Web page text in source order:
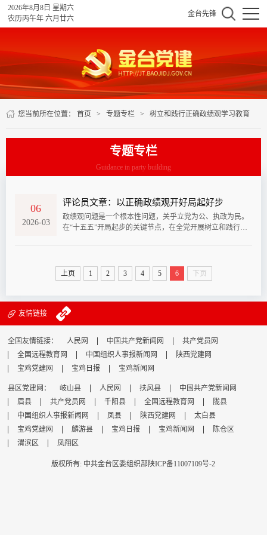
2026年8月8日 星期六
农历丙午年 六月廿六
金台先锋
您当前所在位置： 首页 > 专题专栏 > 树立和践行正确政绩观学习教育
专题专栏
Guidance in party building
06
2026-03
评论员文章：以正确政绩观开好局起好步
政绩观问题是一个根本性问题，关乎立党为公、执政为民。
在“十五五”开局起步的关键节点，在全党开展树立和践行正
措，是巩固拓展党内集中学习教育成果、持之以恒推进全面
从严治党的有效途径，对于推进党和国家事业、对于推进全
上页 1 2 3 4 5 6 下页
友情链接
全国友情链接： 人民网 中国共产党新闻网
共产党员网
全国远程教育网
中国组织人事报新闻网
陕西党建网
宝鸡党建网
宝鸡日报 宝鸡新闻网
县区党建网： 岐山县 人民网 扶风县
中国共产党新闻网
眉县
共产党员网 千阳县 全国远程教育网
陇县
中国组织人事报新闻网
凤县 陕西党建网
太白县
宝鸡党建网
麟游县 宝鸡日报 宝鸡新闻网
陈仓区
渭滨区
凤翔区
版权所有: 中共金台区委组织部陕ICP备11007109号-2